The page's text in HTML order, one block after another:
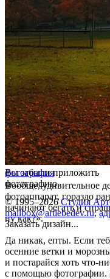
Вы забыли приложить
фотографию.
Вообще, удивительное
фотоаппарат, гораздо
начинают бегать и
ну как?».
Да никак, епты. Если
осенние ветки и
и постарайся хоть что-
с помощью фотографии.
фотография
© 1995–2026 Студия
mailbox@artlebedev.ru,
Заказать дизайн...